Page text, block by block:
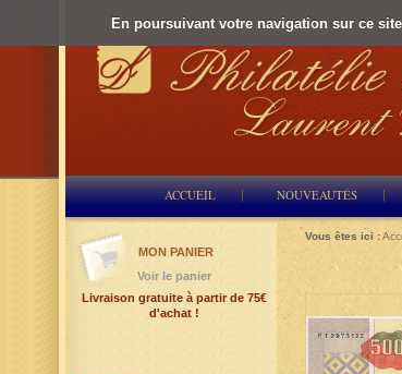
En poursuivant votre navigation sur ce
ACCUEIL NOUVEAUTÉS
Vous êtes ici :
MON PANIER
Voir le panier
Livraison gratuite à partir de 75€
d'achat !